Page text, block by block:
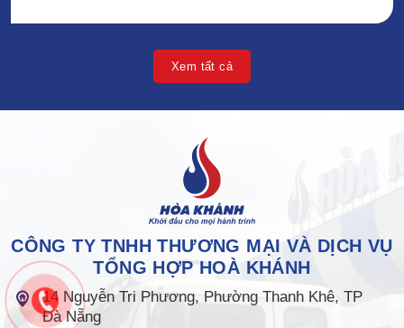
Xem tất cả
CÔNG TY TNHH THƯƠNG MẠI VÀ DỊCH VỤ
TỔNG HỢP HOÀ KHÁNH
14 Nguyễn Tri Phương, Phường Thanh Khê, TP
Đà Nẵng